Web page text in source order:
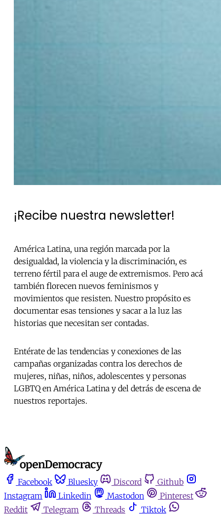
¡Recibe nuestra newsletter!
América Latina, una región marcada por la
desigualdad, la violencia y la discriminación, es
terreno fértil para el auge de extremismos. Pero acá
también florecen nuevos feminismos y
movimientos que resisten. Nuestro propósito es
documentar esas tensiones y sacar a la luz las
historias que necesitan ser contadas.
Entérate de las tendencias y conexiones de las
campañas organizadas contra los derechos de
mujeres, niñas, niños, adolescentes y personas
LGBTQ en América Latina y del detrás de escena de
nuestros reportajes.
Facebook Bluesky Discord
Github
Instagram
Linkedin Mastodon
Pinterest
Reddit
Telegram Threads Tiktok